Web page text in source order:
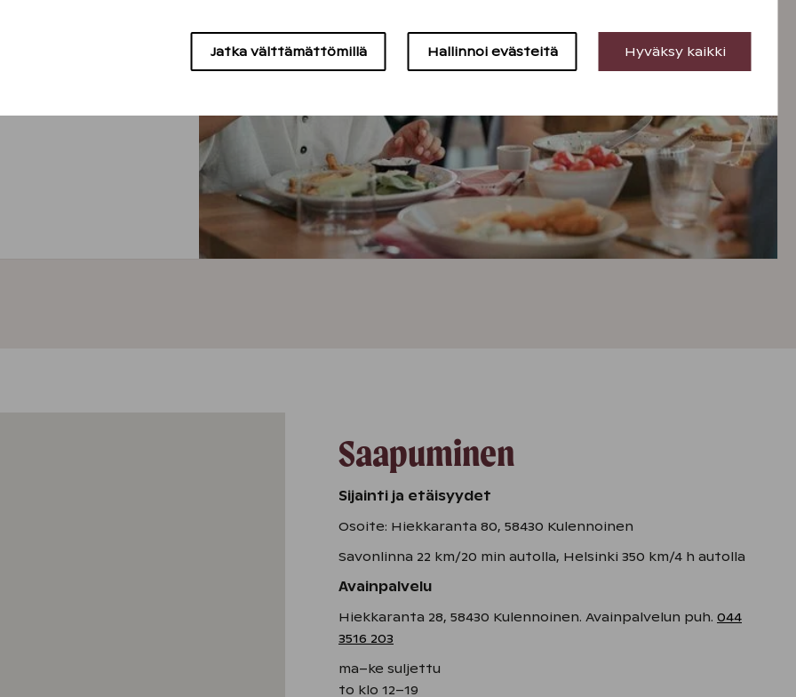
Saapuminen
Sijainti ja etäisyydet
Osoite: Hiekkaranta 80, 58430 Kulennoinen
Savonlinna 22 km/20 min autolla, Helsinki 350 km/4 h autolla
Avainpalvelu
Hiekkaranta 28, 58430 Kulennoinen. Avainpalvelun puh. 044
3516 203
ma–ke suljettu
to klo 12–19
Jatka välttämättömillä Hallinnoi evästeitä Hyväksy kaikki